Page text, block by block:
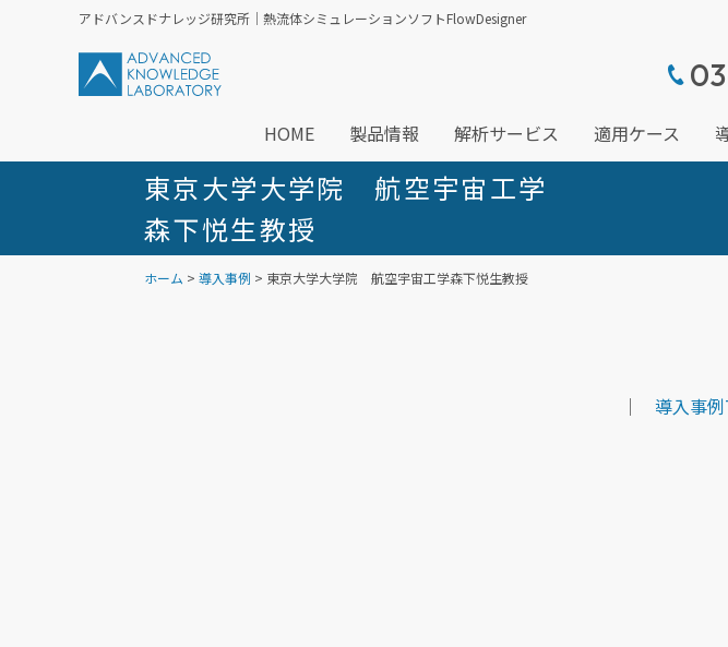
アドバンスドナレッジ研究所｜熱流体シミュレーションソフトFlowDesigner
HOME 製品情報 解析サービス 適用ケース
東京大学大学院 航空宇宙工学
森下悦生教授
ホーム > 導入事例 > 東京大学大学院 航空宇宙工学森下悦生教授
｜ 導入事